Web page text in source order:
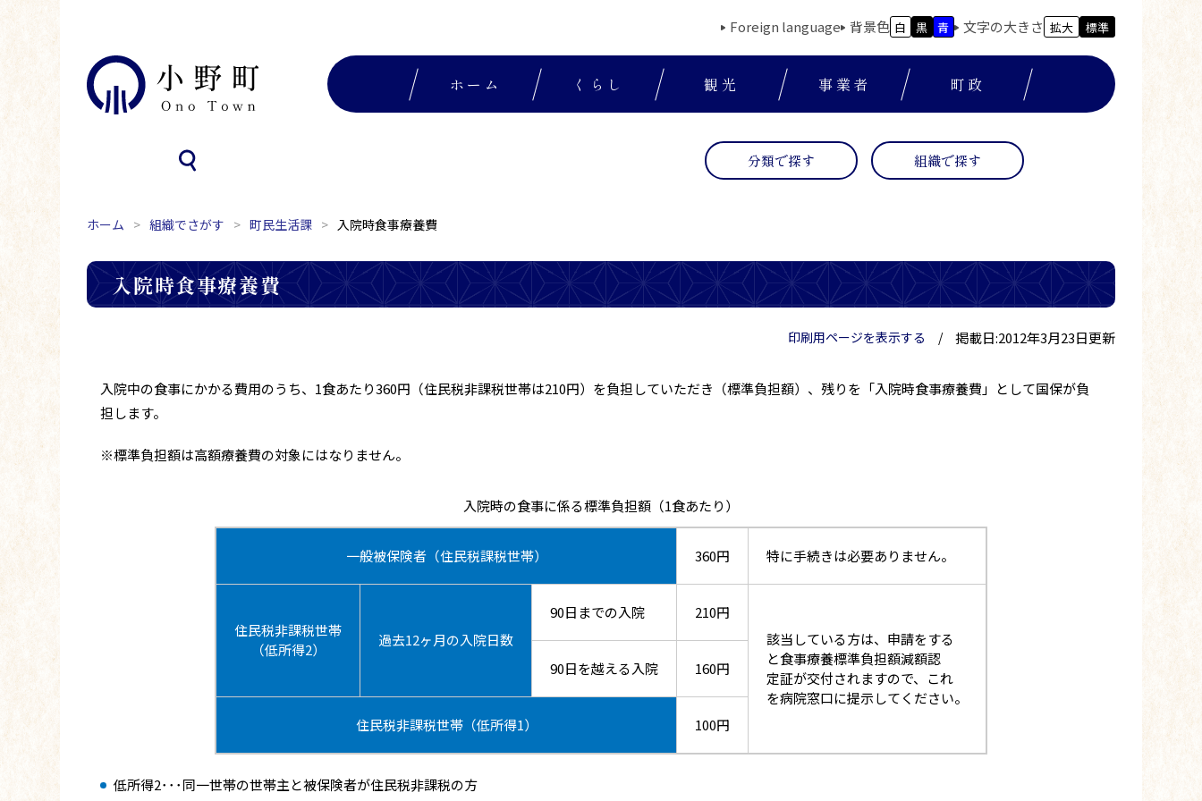
Foreign language 背景色 白 黒 青 文字の大きさ 拡大 標準
ホーム くらし 観光 事業者 町政
分類で探す 組織で探す
ホーム 組織でさがす 町民生活課 入院時食事療養費
入院時食事療養費
印刷用ページを表示する 掲載日:2012年3月23日更新
入院中の食事にかかる費用のうち、1食あたり360円（住民税非課税世帯は210円）を負担していただき（標準負担額）、残りを「入院時食事療養費」として国保が負
担します。
※標準負担額は高額療養費の対象にはなりません。
入院時の食事に係る標準負担額（1食あたり）
一般被保険者（住民税課税世帯） 360円 特に手続きは必要ありません。
住民税非課税世帯
（低所得2）
過去12ヶ月の入院日数
90日までの入院
210円
該当している方は、申請をする
と食事療養標準負担額減額認
定証が交付されますので、これ
を病院窓口に提示してください。
90日を越える入院 160円
住民税非課税世帯（低所得1） 100円
低所得2･･･同一世帯の世帯主と被保険者が住民税非課税の方